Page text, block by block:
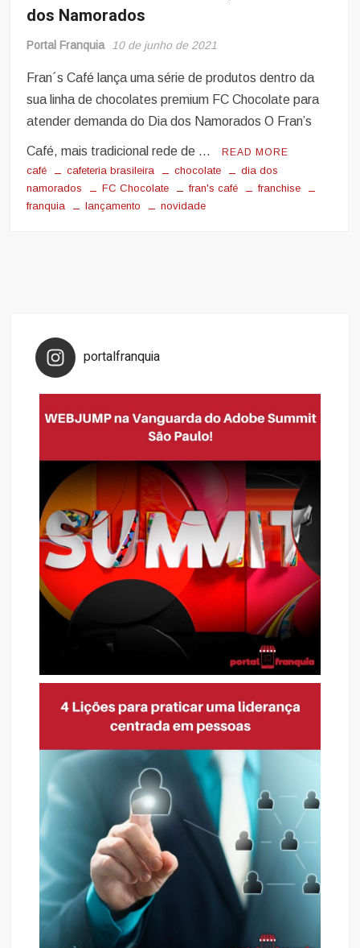
dos Namorados
Portal Franquia 10 de junho de 2021
Fran´s Café lança uma série de produtos dentro da
sua linha de chocolates premium FC Chocolate para
atender demanda do Dia dos Namorados O Fran’s
Café, mais tradicional rede de … READ MORE
café cafeteria brasileira chocolate
dia dos
namorados
FC Chocolate fran's café
franchise
franquia
lançamento novidade
portalfranquia